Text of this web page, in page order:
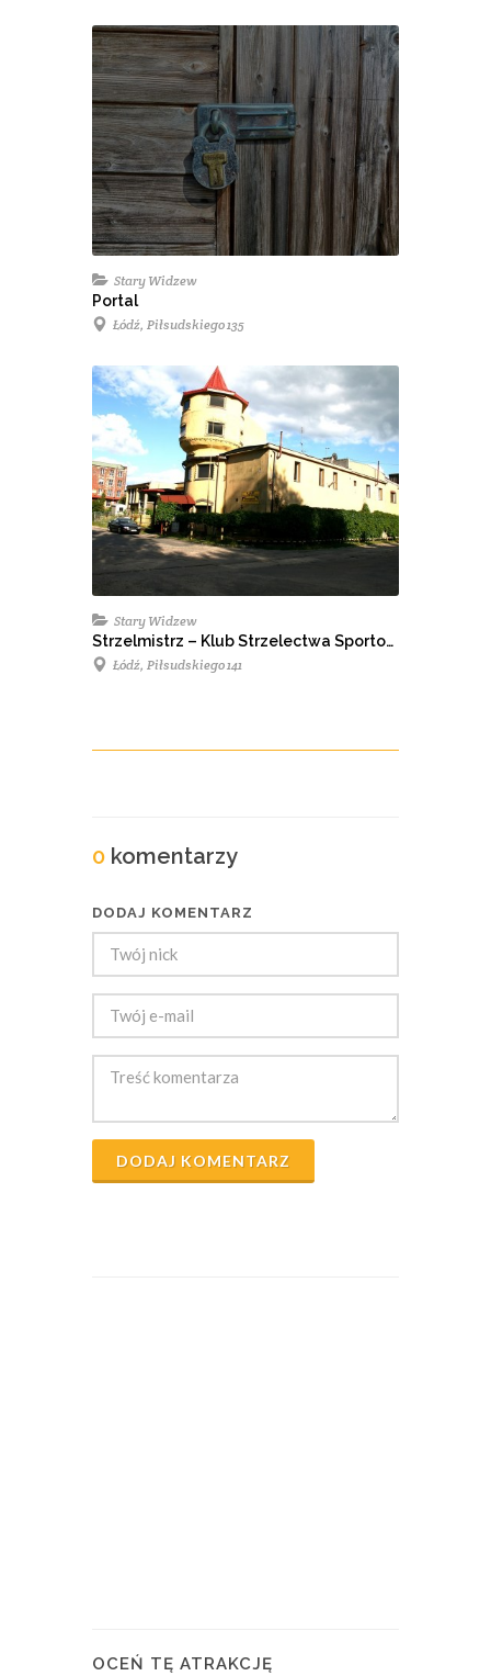
Stary Widzew
Portal
Łódź, Piłsudskiego 135
Stary Widzew
Strzelmistrz – Klub Strzelectwa Sportowego i Kolekcjonerów Broni Palnej
Łódź, Piłsudskiego 141
0 komentarzy
DODAJ KOMENTARZ
DODAJ KOMENTARZ
OCEŃ TĘ ATRAKCJĘ